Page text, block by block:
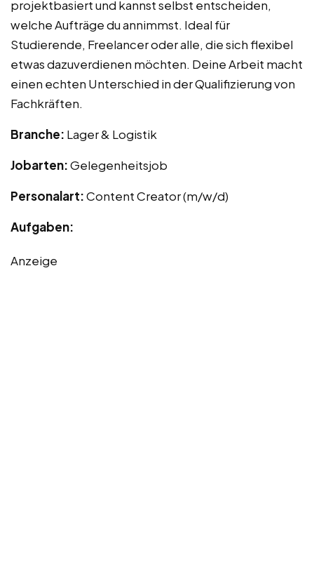
projektbasiert und kannst selbst entscheiden,
welche Aufträge du annimmst. Ideal für
Studierende, Freelancer oder alle, die sich flexibel
etwas dazuverdienen möchten. Deine Arbeit macht
einen echten Unterschied in der Qualifizierung von
Fachkräften.
Branche: Lager & Logistik
Jobarten:Gelegenheitsjob
Personalart:Content Creator (m/w/d)
Aufgaben:
Anzeige